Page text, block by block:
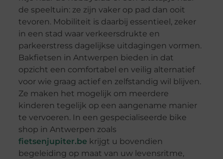
de speeltuin: ze zijn vaker op pad dan ooit
tevoren. Mobiliteit is daarbij essentieel, zeker
in een stad waar verkeersdrukte en
parkeerstress dagelijkse uitdagingen vormen.
Bakfietsen in Antwerpen bieden in dat
opzicht een comfortabel en veilig alternatief
voor wie graag actief en zelfstandig wil blijven.
Ze maken het mogelijk om meerdere
kinderen tegelijk op een aangename manier
te vervoeren. In een gespecialiseerde bike
shop in Antwerpen zoals
fietsenjupiter.be krijgt u bovendien
begeleiding op maat van uw levensritme,